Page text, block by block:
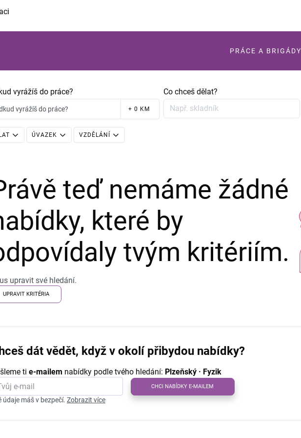
PRÁCE A BRIGÁDY
vyrážíš do práce?
vyrážíš do práce? + 0 KM
Co chceš dělat?
ÚVAZEK VZDĚLÁNÍ
teď nemáme žádné
které by
tvým kritériím.
upravit své hledání.
UPRAVIT KRITÉRIA
dát vědět, když v okolí přibydou nabídky?
ti e-mailem nabídky podle tvého hledání: Plzeňský · Fyzik
CHCI NABÍDKY E-MAILEM
údaje máš v bezpečí. Zobrazit více